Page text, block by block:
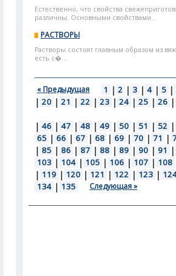
Естественно, что свойства
различны. Основными свойствами...
РАСТВОРЫ
Растворы состоят главным образом из
есть с�...
« Предыдущая 1 | 2 | 3 | 4 | 5 |
| 20 | 21 | 22 | 23 | 24 | 25 | 26 |
| 46 | 47 | 48 | 49 | 50 | 51 | 52 |
65 | 66 | 67 | 68 | 69 | 70 | 71 |
| 85 | 86 | 87 | 88 | 89 | 90 | 91 |
103 | 104 | 105 | 106 | 107 | 108
| 119 | 120 | 121 | 122 | 123 |
134 | 135 Следующая »